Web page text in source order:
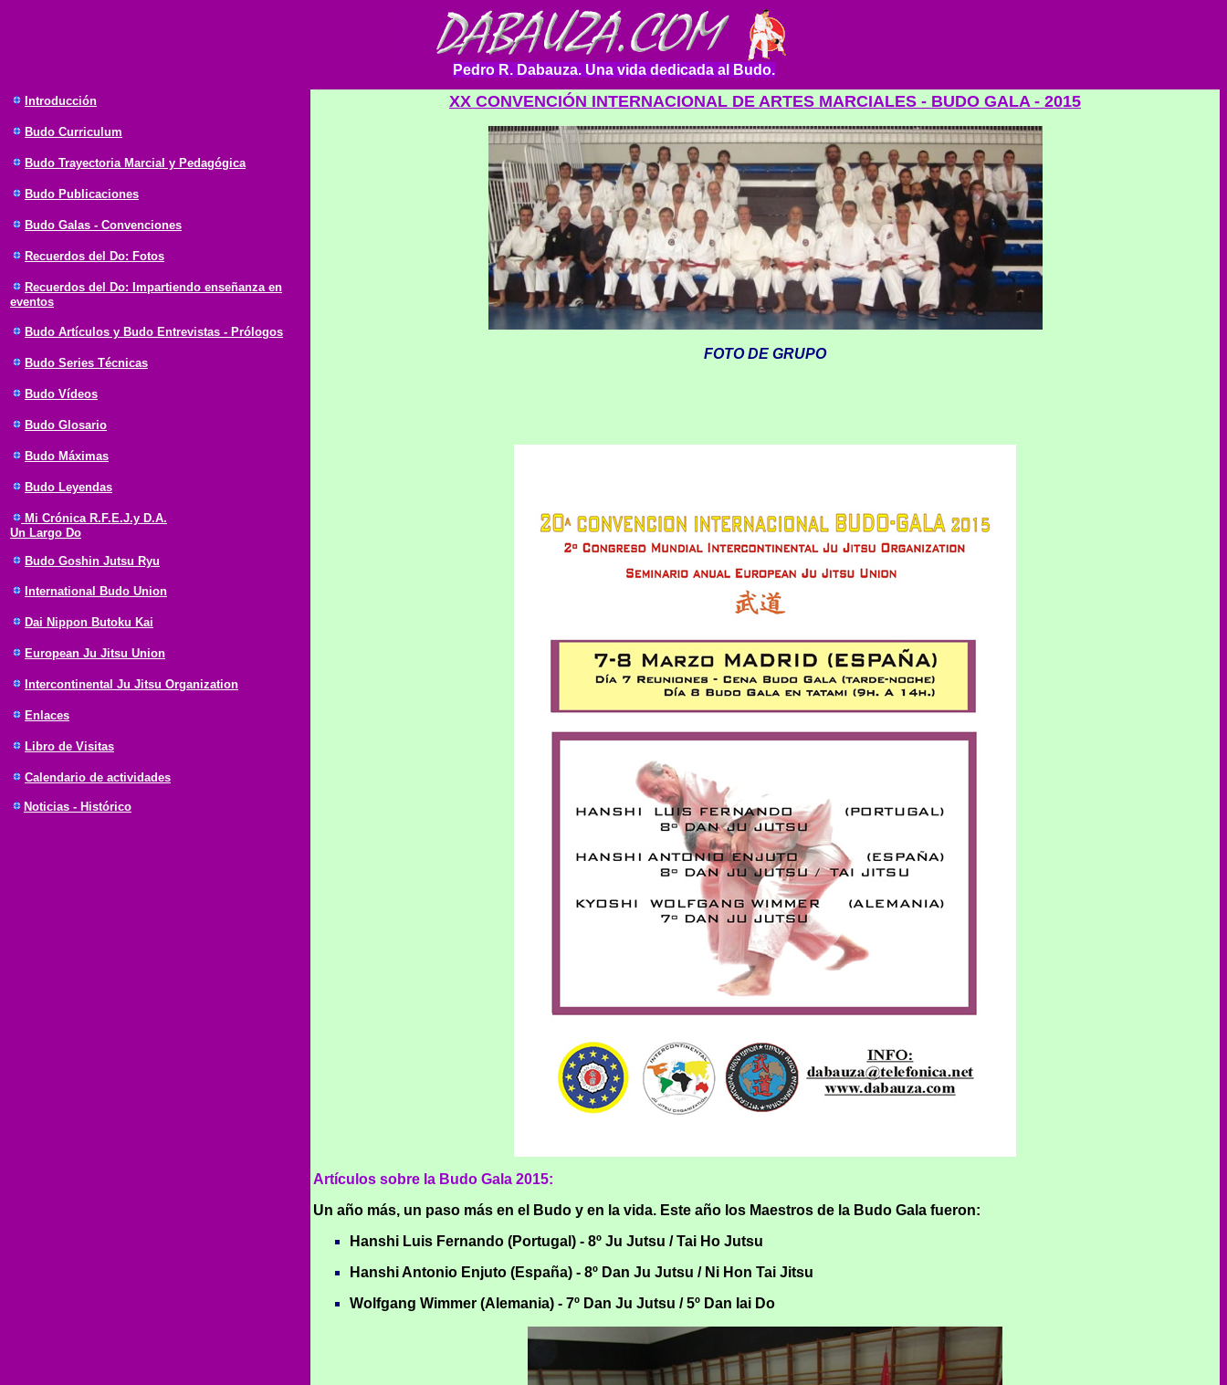
Pedro R. Dabauza. Una vida dedicada al Budo.
Introducción
Budo Curriculum
Budo Trayectoria Marcial y Pedagógica
Budo Publicaciones
Budo Galas - Convenciones
Recuerdos del Do: Fotos
Recuerdos del Do: Impartiendo enseñanza en
eventos
Budo Artículos y Budo Entrevistas - Prólogos
Budo Series Técnicas
Budo Vídeos
Budo Glosario
Budo Máximas
Budo Leyendas
Mi Crónica R.F.E.J.y D.A.
Un Largo Do
Budo Goshin Jutsu Ryu
International Budo Union
Dai Nippon Butoku Kai
European Ju Jitsu Union
Intercontinental Ju Jitsu Organization
Enlaces
Libro de Visitas
Calendario de actividades
Noticias - Histórico
XX CONVENCIÓN INTERNACIONAL DE ARTES MARCIALES - BUDO GALA - 2015
FOTO DE GRUPO
Artículos sobre la Budo Gala 2015:
Un año más, un paso más en el Budo y en la vida. Este año los Maestros de la Budo Gala fueron:
Hanshi Luis Fernando (Portugal) - 8º Ju Jutsu / Tai Ho Jutsu
Hanshi Antonio Enjuto (España) - 8º Dan Ju Jutsu / Ni Hon Tai Jitsu
Wolfgang Wimmer (Alemania) - 7º Dan Ju Jutsu / 5º Dan Iai Do